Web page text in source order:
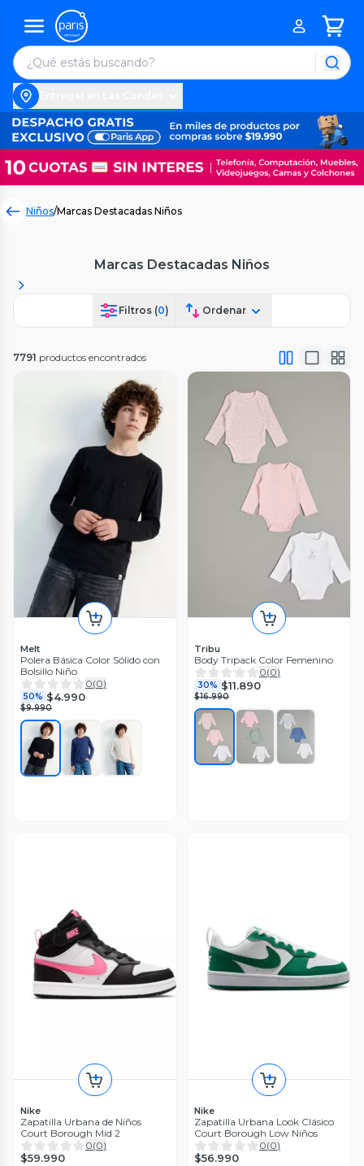
Niños/Marcas Destacadas Niños
Marcas Destacadas Niños
Filtros (0) Ordenar
7791 productos encontrados
Melt
Polera Básica Color Sólido con
Bolsillo Niño
0(0)
50% $4.990
$9.990
Tribu
Body Tripack Color Femenino
0(0)
30% $11.890
$16.990
Nike
Zapatilla Urbana de Niños
Court Borough Mid 2
0(0)
$59.990
Nike
Zapatilla Urbana Look Clásico
Court Borough Low Niños
0(0)
$56.990